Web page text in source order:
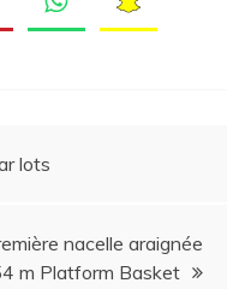
lots
nacelle araignée
m Platform Basket